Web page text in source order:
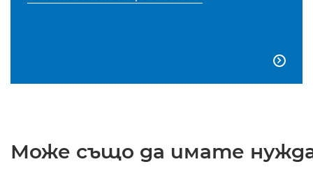

Може също да имате